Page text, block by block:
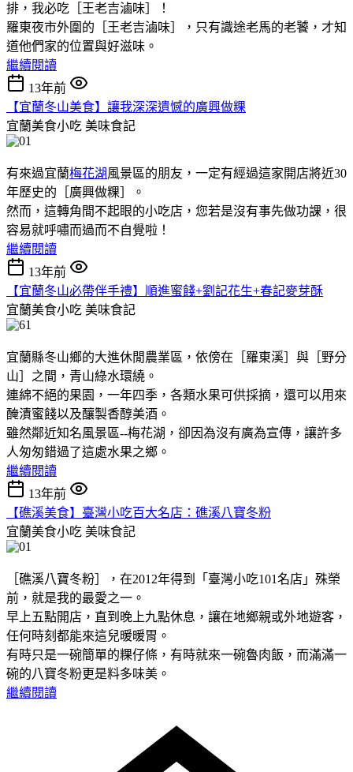
排，我必吃［王老吉滷味］！
羅東夜市外圍的［王老吉滷味］，只有識途老馬的老饕，才知
道他們家的位置與好滋味。
繼續閱讀
13年前
【宜蘭冬山美食】讓我深深遺憾的廣興做粿
宜蘭美食小吃 美味食記
有來過宜蘭梅花湖風景區的朋友，一定有經過這家開店將近30
年歷史的［廣興做粿］。
然而，這轉角間不起眼的小吃店，您若是沒有事先做功課，很
容易就呼嘯而過而不自覺啦！
繼續閱讀
13年前
【宜蘭冬山必帶伴手禮】順進蜜餞+劉記花生+春記麥芽酥
宜蘭美食小吃 美味食記
宜蘭縣冬山鄉的大進休閒農業區，依傍在［羅東溪］與［野分
山］之間，青山綠水環繞。
連綿不絕的果園，一年四季，各類水果可供採摘，還可以用來
醃漬蜜餞以及釀製香醇美酒。
雖然鄰近知名風景區--梅花湖，卻因為沒有廣為宣傳，讓許多
人匆匆錯過了這處水果之鄉。
繼續閱讀
13年前
【礁溪美食】臺灣小吃百大名店：礁溪八寶冬粉
宜蘭美食小吃 美味食記
［礁溪八寶冬粉］，在2012年得到「臺灣小吃101名店」殊榮
前，就是我的最愛之一。
早上五點開店，直到晚上九點休息，讓在地鄉親或外地遊客，
任何時刻都能來這兒暖暖胃。
有時只是一碗簡單的粿仔條，有時就來一碗魯肉飯，而滿滿一
碗的八寶冬粉更是料多味美。
繼續閱讀